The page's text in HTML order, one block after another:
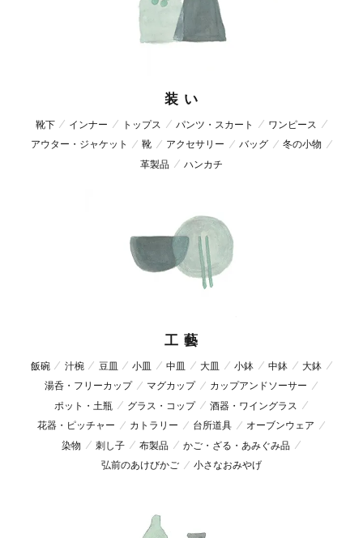
装 い
靴下 インナー トップス パンツ・スカート
ワンピース
アウター・ジャケット
靴 アクセサリー バッグ
冬の小物
革製品
ハンカチ
工 藝
飯碗 汁椀 豆皿 小皿 中皿 大皿 小鉢 中鉢
大鉢
湯呑・フリーカップ
マグカップ
カップアンドソーサー
ポット・土瓶
グラス・コップ
酒器・ワイングラス
花器・ピッチャー
カトラリー 台所道具
オーブンウェア
染物
刺し子 布製品
かご・ざる・あみぐみ品
弘前のあけびかご
小さなおみやげ